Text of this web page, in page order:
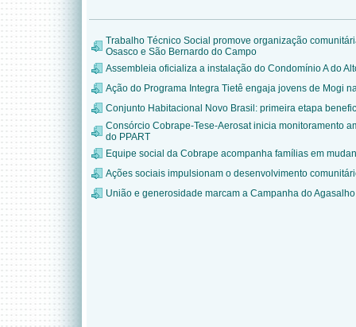
Trabalho Técnico Social promove organização
Osasco e São Bernardo do Campo
Assembleia oficializa a instalação do Condomínio A do
Ação do Programa Integra Tietê engaja jovens de Mogi
Conjunto Habitacional Novo Brasil: primeira etapa
Consórcio Cobrape-Tese-Aerosat inicia monitoramento
do PPART
Equipe social da Cobrape acompanha famílias em
Ações sociais impulsionam o desenvolvimento
União e generosidade marcam a Campanha do